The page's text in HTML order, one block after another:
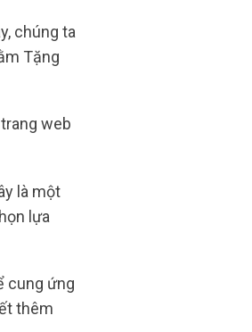
chúng ta
Tặng
web
là một
lựa
cung ứng
thêm